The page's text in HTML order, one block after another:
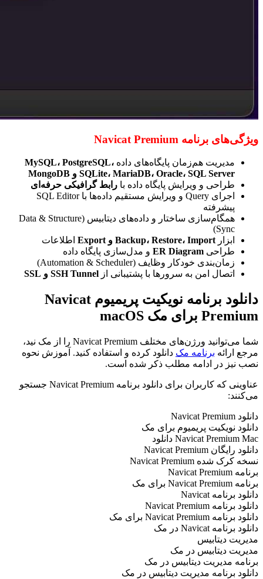
ویژگی‌های برنامه Navicat Premium
مدیریت هم‌زمان پایگاه‌های داده MySQL، PostgreSQL،
SQLite، MariaDB، Oracle، SQL Server و MongoDB
طراحی و ویرایش پایگاه داده با رابط گرافیکی حرفه‌ای
اجرای Query و ویرایش مستقیم داده‌ها با SQL Editor
پیشرفته
همگام‌سازی ساختار و داده‌های دیتابیس (Data & Structure
Sync)
ابزار Backup، Restore، Import و Export
اطلاعات
طراحی ER Diagram و مدل‌سازی پایگاه داده
زمان‌بندی خودکار وظایف (Automation & Scheduler)
اتصال امن به سرورها با پشتیبانی از SSH Tunnel و SSL
دانلود برنامه نویکیت پریمیوم Navicat
Premium برای مک macOS
شما می‌توانید ورژن‌های مختلف Navicat Premium را از مک نید،
مرجع ارائه برنامه مک دانلود کرده و استفاده کنید. آموزش نحوه
نصب نیز در ادامه مطلب ذکر شده است.
عناوینی که کاربران برای دانلود برنامه Navicat Premium جستجو
می‌کنند:
دانلود Navicat Premium
دانلود نویکیت پریمیوم برای مک
Navicat Premium Mac دانلود
دانلود رایگان Navicat Premium
نسخه کرک شده Navicat Premium
برنامه Navicat Premium
برنامه Navicat Premium برای مک
دانلود برنامه Navicat
دانلود برنامه Navicat Premium
دانلود برنامه Navicat Premium برای مک
دانلود برنامه Navicat در مک
مدیریت دیتابیس
مدیریت دیتابیس در مک
برنامه مدیریت دیتابیس در مک
دانلود برنامه مدیریت دیتابیس در مک